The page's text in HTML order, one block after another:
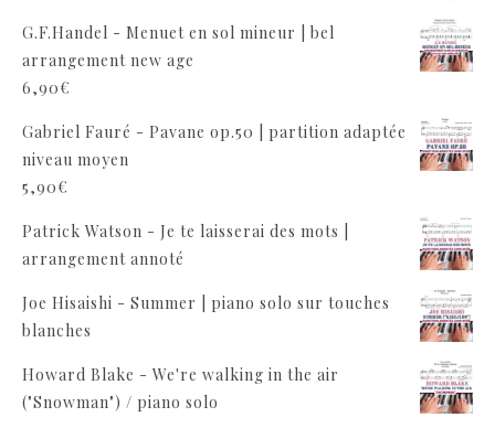
G.F.Handel - Menuet en sol mineur | bel
arrangement new age
6,90€
Gabriel Fauré - Pavane op.50 | partition adaptée
niveau moyen
5,90€
Patrick Watson - Je te laisserai des mots |
arrangement annoté
Joe Hisaishi - Summer | piano solo sur touches
blanches
Howard Blake - We're walking in the air
("Snowman") / piano solo